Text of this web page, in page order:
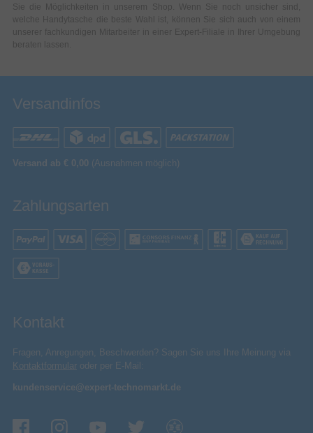
Sie die Möglichkeiten in unserem Shop. Wenn Sie noch unsicher sind,
welche Handytasche die beste Wahl ist, können Sie sich auch von einem
unserer fachkundigen Mitarbeiter in einer Expert-Filiale in Ihrer Umgebung
beraten lassen.
Versandinfos
Versand ab € 0,00 (Ausnahmen möglich)
Zahlungsarten
Kontakt
Fragen, Anregungen, Beschwerden? Sagen Sie uns Ihre Meinung via
Kontaktformular oder per E-Mail:
kundenservice@expert-technomarkt.de